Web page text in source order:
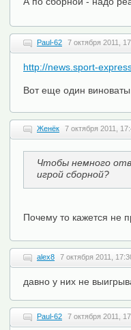
Paul-62 7 октября 2011,
http://news.sport-
Вот еще один
Женёк 7 октября 2011,
Чтобы немного
игрой сборной?
Почему то кажется не
alex8 7 октября 2011,
давно у них не
Paul-62 7 октября 2011,